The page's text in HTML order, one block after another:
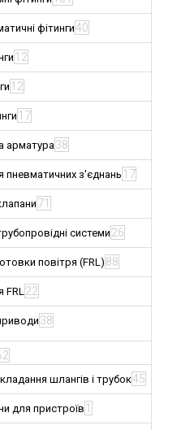
фітинги40
12
12
17
арматура38
пневматичних з'єднань 17
71
системи26
повітря (FRL) 88
FRL22
38
шлангів і трубок45
для пристроїв 1